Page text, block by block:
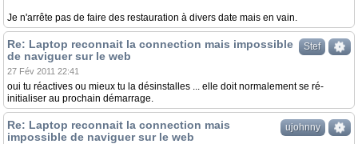
Je n'arrête pas de faire des restauration à divers date mais en vain.
Stef
Re: Laptop reconnait la connection mais impossible
de naviguer sur le web
27 Fév 2011 22:41
oui tu réactives ou mieux tu la désinstalles ... elle doit normalement se ré-
initialiser au prochain démarrage.
ujohnny
Re: Laptop reconnait la connection mais
impossible de naviguer sur le web